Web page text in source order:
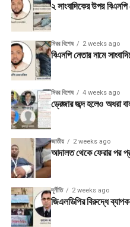
২ সাংবাদিকের উপর বিএনপি
মিরর বিশেষ 2 weeks ago
বিএনপি নেতার নামে
মিরর বিশেষ 4 weeks ago
ড্রেজার জব্দ হলেও অধরা
জাতীয় 2 weeks ago
আদালত থেকে ফেরার পর
দূর্নীতি 2 weeks ago
জিএলডিপির বিরুদ্ধে